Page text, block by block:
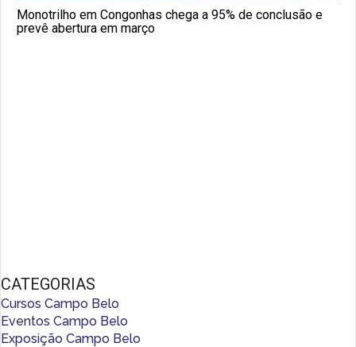
Monotrilho em Congonhas chega a 95% de conclusão e
prevê abertura em março
CATEGORIAS
Cursos Campo Belo
Eventos Campo Belo
Exposição Campo Belo